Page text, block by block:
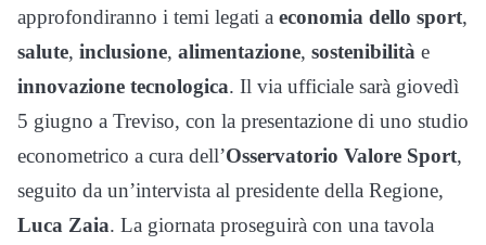
approfondiranno i temi legati a economia dello sport,
salute, inclusione, alimentazione, sostenibilità e
innovazione tecnologica. Il via ufficiale sarà giovedì
5 giugno a Treviso, con la presentazione di uno studio
econometrico a cura dell’Osservatorio Valore Sport,
seguito da un’intervista al presidente della Regione,
Luca Zaia. La giornata proseguirà con una tavola